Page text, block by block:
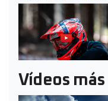
Vídeos